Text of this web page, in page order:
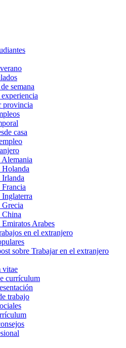
semana
provincia
casa
Alemania
Holanda
Irlanda
Francia
Inglaterra
Grecia
China
Emiratos Arabes
en el extranjero
sobre Trabajar en el extranjero
vitae
currículum
trabajo